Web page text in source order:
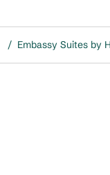
/ Embassy Suites by